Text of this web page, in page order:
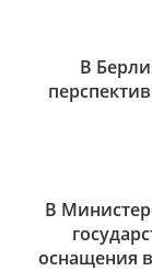
В
В
оснащения